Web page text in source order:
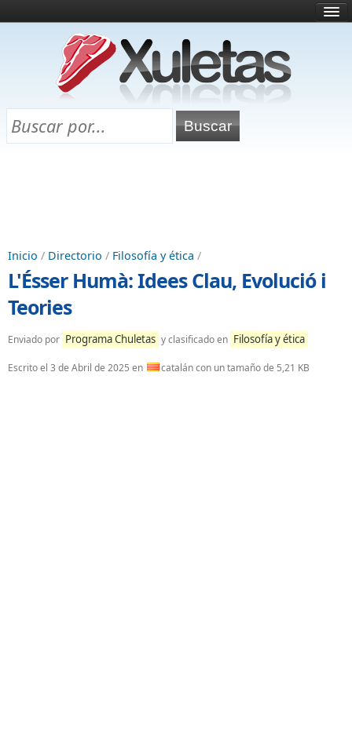
¿Qué es esto?
Directorio
Chuletas para exámenes
Inicio / Directorio / Filosofía y ética /
L'Ésser Humà: Idees Clau, Evolució i
Teories
Enviado por Programa Chuletas y clasificado en Filosofía y ética
Escrito el 3 de Abril de 2025 en catalán con un tamaño de 5,21 KB